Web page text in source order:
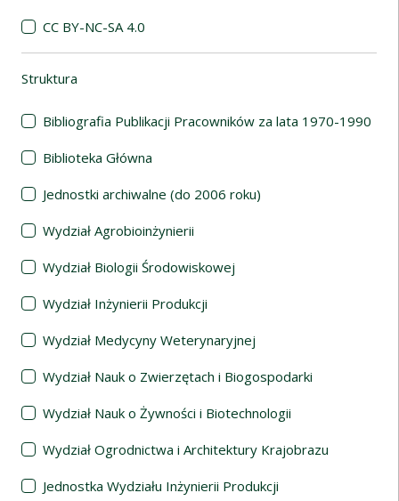
CC BY-NC-SA 4.0
Struktura
Bibliografia Publikacji Pracowników za lata 1970-1990
Biblioteka Główna
Jednostki archiwalne (do 2006 roku)
Wydział Agrobioinżynierii
Wydział Biologii Środowiskowej
Wydział Inżynierii Produkcji
Wydział Medycyny Weterynaryjnej
Wydział Nauk o Zwierzętach i Biogospodarki
Wydział Nauk o Żywności i Biotechnologii
Wydział Ogrodnictwa i Architektury Krajobrazu
Jednostka Wydziału Inżynierii Produkcji